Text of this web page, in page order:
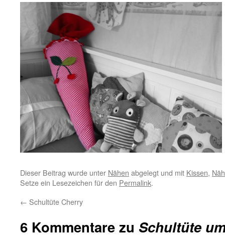
Dieser Beitrag wurde unter Nähen abgelegt und mit Kissen,
Setze ein Lesezeichen für den Permalink.
← Schultüte Cherry
6 Kommentare zu Schultüte